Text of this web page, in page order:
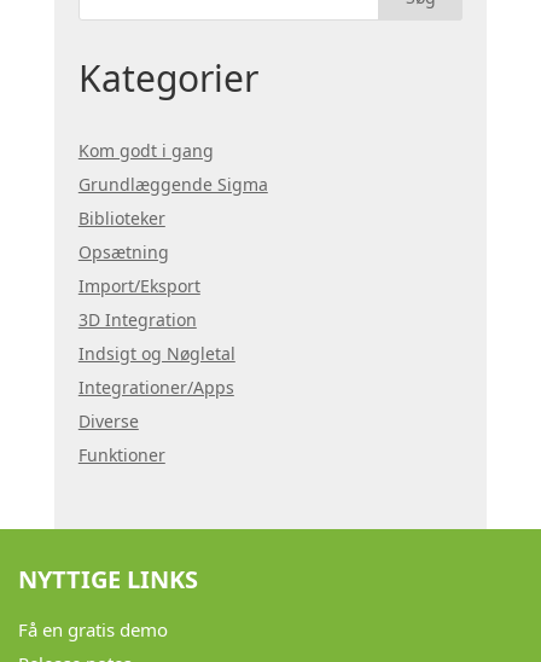
Kategorier
Kom godt i gang
Grundlæggende Sigma
Biblioteker
Opsætning
Import/Eksport
3D Integration
Indsigt og Nøgletal
Integrationer/Apps
Diverse
Funktioner
NYTTIGE LINKS
Få en gratis demo